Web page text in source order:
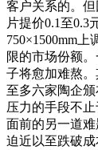
客户关系的。
片提价0.1至0.3
750×1500mm
限的市场份额
子将愈加难熬
至多六家陶企
压力的手段不
面前的另一道
迫近以至跌破